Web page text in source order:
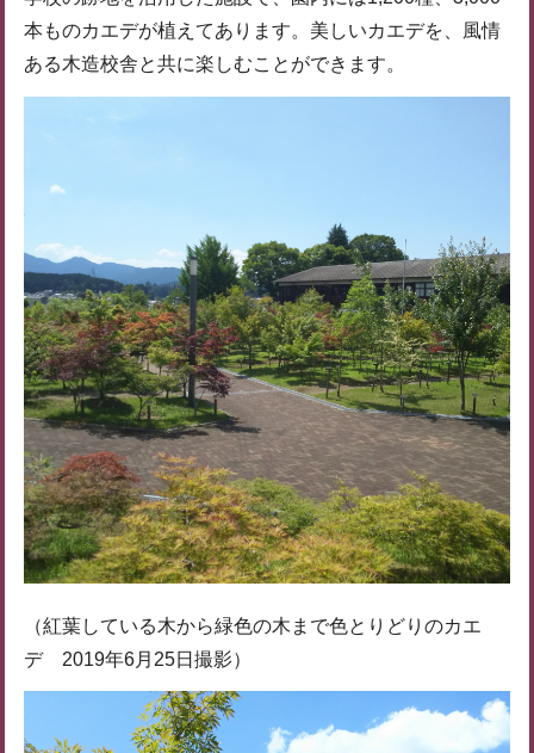
本ものカエデが植えてあります。美しいカエデを、風情
ある木造校舎と共に楽しむことができます。
（紅葉している木から緑色の木まで色とりどりのカエ
デ 2019年6月25日撮影）